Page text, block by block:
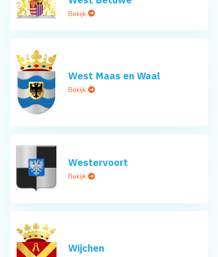
Bekijk
West Maas en Waal
Bekijk
Westervoort
Bekijk
Wijchen